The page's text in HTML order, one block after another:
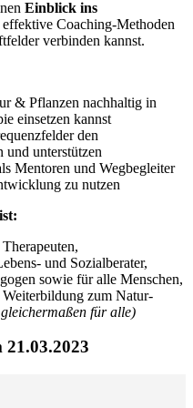
Einblick ins
Coaching-Methoden
verbinden kannst.
& Pflanzen nachhaltig in
einsetzen kannst
den
und unterstützen
Mentoren und Wegbegleiter
zu nutzen
und Sozialberater,
sowie für alle Menschen,
zum Natur-
für alle)